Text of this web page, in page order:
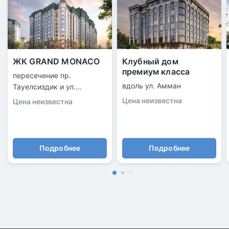
ЖК GRAND MONACO
пересечение пр.
Тауелсиздик и ул.
Ш.Калдаякова
Цена неизвестна
Подробнее
Клубный дом
премиум класса
вдоль ул. Амман
Цена неизвестна
Подробнее